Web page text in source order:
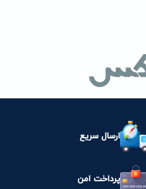
ارسال سریع
پرداخت امن